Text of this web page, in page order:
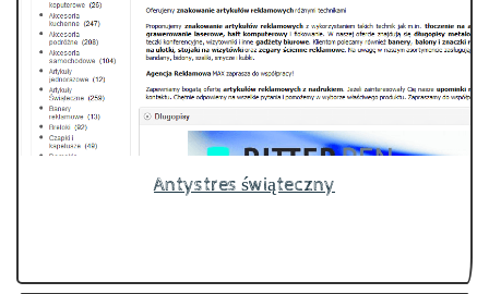
Antystres świąteczny